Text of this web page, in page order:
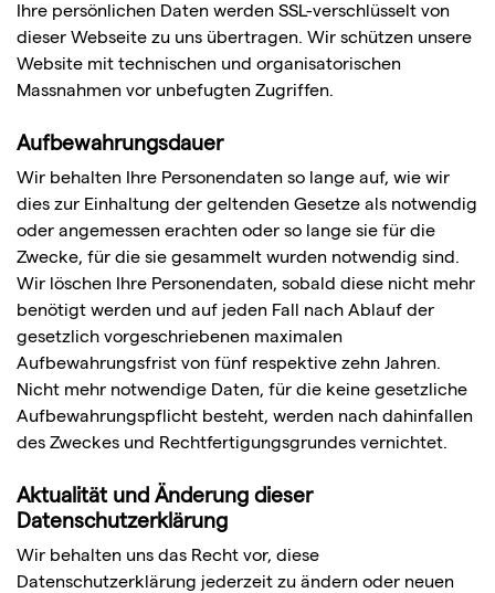
Ihre persönlichen Daten werden SSL-verschlüsselt von
dieser Webseite zu uns übertragen. Wir schützen unsere
Website mit technischen und organisatorischen
Massnahmen vor unbefugten Zugriffen.
Aufbewahrungsdauer
Wir behalten Ihre Personendaten so lange auf, wie wir
dies zur Einhaltung der geltenden Gesetze als notwendig
oder angemessen erachten oder so lange sie für die
Zwecke, für die sie gesammelt wurden notwendig sind.
Wir löschen Ihre Personendaten, sobald diese nicht mehr
benötigt werden und auf jeden Fall nach Ablauf der
gesetzlich vorgeschriebenen maximalen
Aufbewahrungsfrist von fünf respektive zehn Jahren.
Nicht mehr notwendige Daten, für die keine gesetzliche
Aufbewahrungspflicht besteht, werden nach dahinfallen
des Zweckes und Rechtfertigungsgrundes vernichtet.
Aktualität und Änderung dieser
Datenschutzerklärung
Wir behalten uns das Recht vor, diese
Datenschutzerklärung jederzeit zu ändern oder neuen